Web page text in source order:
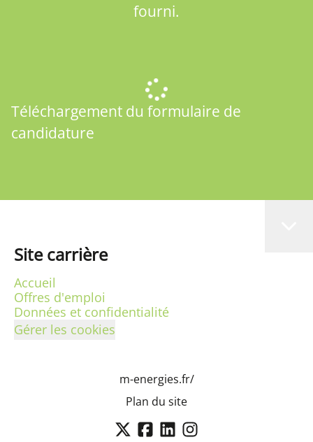
fourni.
Téléchargement du formulaire de
candidature
Site carrière
Accueil
Offres d'emploi
Données et confidentialité
Gérer les cookies
m-energies.fr/
Plan du site